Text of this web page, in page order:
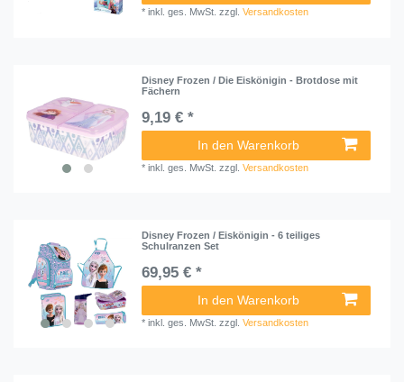
*inkl. ges. MwSt. zzgl.Versandkosten
Disney Frozen / Die Eiskönigin - Brotdose mit
Fächern
9,19 € *
In den Warenkorb
*inkl. ges. MwSt. zzgl.Versandkosten
Disney Frozen / Eiskönigin - 6 teiliges
Schulranzen Set
69,95 € *
In den Warenkorb
*inkl. ges. MwSt. zzgl.Versandkosten